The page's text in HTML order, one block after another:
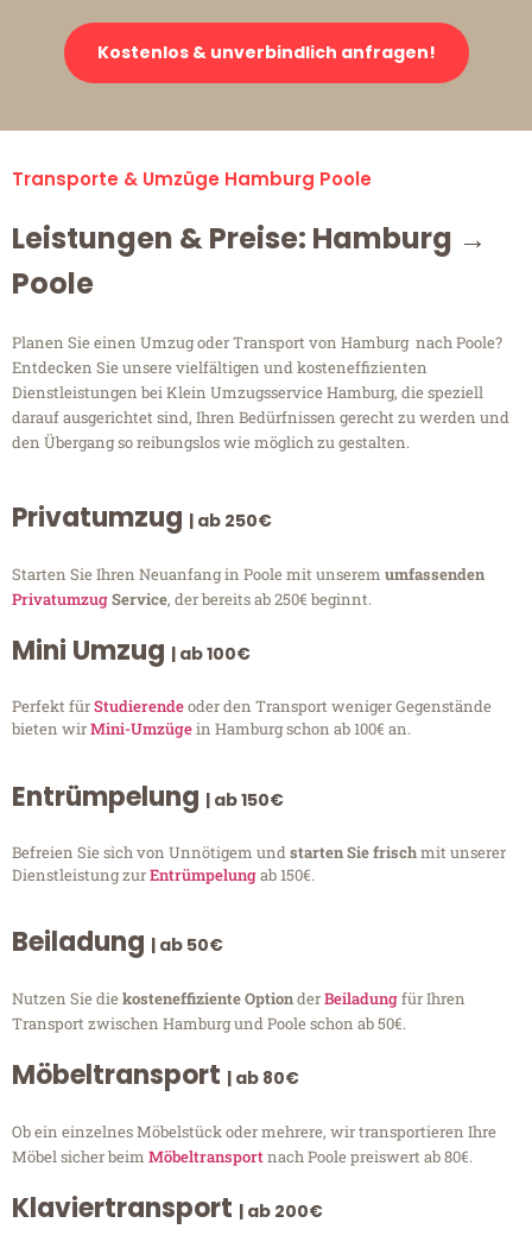
Kostenlos & unverbindlich anfragen!
Transporte & Umzüge Hamburg Poole
Leistungen & Preise: Hamburg →
Poole
Planen Sie einen Umzug oder Transport von Hamburg nach Poole?
Entdecken Sie unsere vielfältigen und kosteneffizienten
Dienstleistungen bei Klein Umzugsservice Hamburg, die speziell
darauf ausgerichtet sind, Ihren Bedürfnissen gerecht zu werden und
den Übergang so reibungslos wie möglich zu gestalten.
Privatumzug | ab 250€
Starten Sie Ihren Neuanfang in Poole mit unserem umfassenden
PrivatumzugService, der bereits ab 250€ beginnt.
Mini Umzug | ab 100€
Perfekt fürStudierendeoder den Transport weniger Gegenstände
bieten wirMini-Umzügein Hamburg schon ab 100€ an.
Entrümpelung | ab 150€
Befreien Sie sich von Unnötigem undstarten Sie frischmit unserer
Dienstleistung zurEntrümpelungab 150€.
Beiladung | ab 50€
Nutzen Sie diekosteneffiziente OptionderBeiladungfür Ihren
Transport zwischen Hamburg und Poole schon ab 50€.
Möbeltransport | ab 80€
Ob ein einzelnes Möbelstück oder mehrere, wir transportieren Ihre
Möbel sicher beim Möbeltransportnach Poole preiswert ab 80€.
Klaviertransport | ab 200€